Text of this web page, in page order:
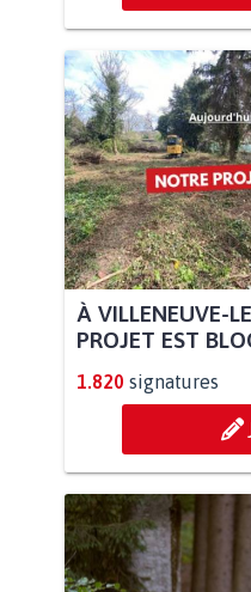
À VILLENEUVE-
PROJET EST
1.820 signatures